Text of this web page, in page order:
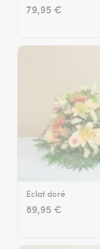
79,95 €
Eclat doré
89,95 €